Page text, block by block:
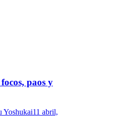
paos y
Yoshukai11 abril,